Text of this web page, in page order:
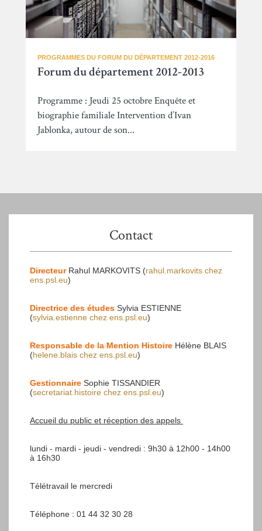
PROGRAMMES DU FORUM DU DÉPARTEMENT 2012-2016
Forum du département 2012-2013
Programme : Jeudi 25 octobre Enquête et
biographie familiale Intervention d’Ivan
Jablonka, autour de son...
Contact
Directeur Rahul MARKOVITS (rahul.markovits chez
ens.psl.eu)
Directrice des études Sylvia ESTIENNE
(sylvia.estienne chez ens.psl.eu)
Responsable de la Mention Histoire Hélène BLAIS
(helene.blais chez ens.psl.eu)
Gestionnaire Sophie TISSANDIER
(secretariat.histoire chez ens.psl.eu)
Accueil du public et réception des appels
lundi - mardi - jeudi - vendredi : 9h30 à 12h00 - 14h00
à 16h30
Télétravail le mercredi
Téléphone : 01 44 32 30 28